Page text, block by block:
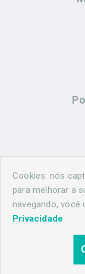
Cookies: nós
para melhorar a
navegando,
Privacidade.